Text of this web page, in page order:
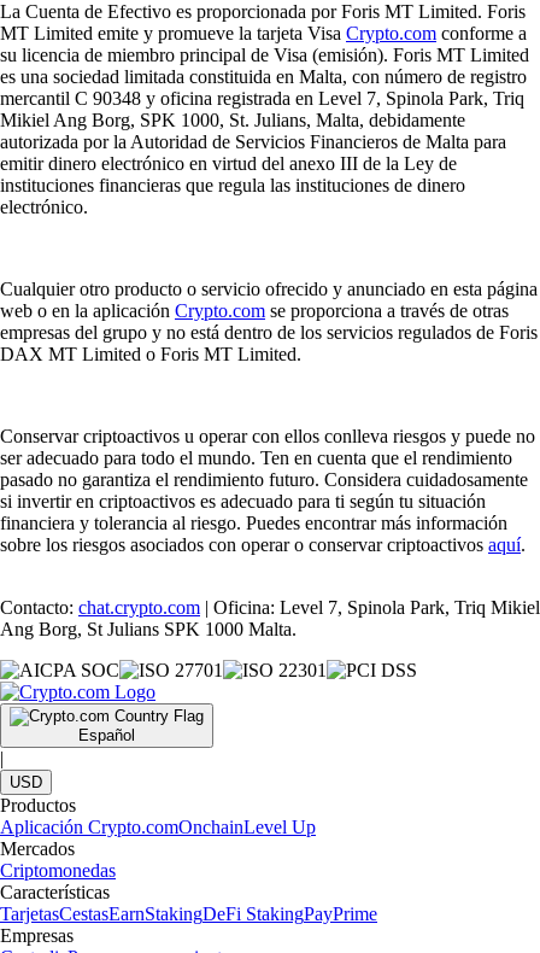
La Cuenta de Efectivo es proporcionada por Foris MT Limited. Foris
MT Limited emite y promueve la tarjeta Visa Crypto.com conforme a
su licencia de miembro principal de Visa (emisión). Foris MT Limited
es una sociedad limitada constituida en Malta, con número de registro
mercantil C 90348 y oficina registrada en Level 7, Spinola Park, Triq
Mikiel Ang Borg, SPK 1000, St. Julians, Malta, debidamente
autorizada por la Autoridad de Servicios Financieros de Malta para
emitir dinero electrónico en virtud del anexo III de la Ley de
instituciones financieras que regula las instituciones de dinero
electrónico.
Cualquier otro producto o servicio ofrecido y anunciado en esta página
web o en la aplicación Crypto.com se proporciona a través de otras
empresas del grupo y no está dentro de los servicios regulados de Foris
DAX MT Limited o Foris MT Limited.
Conservar criptoactivos u operar con ellos conlleva riesgos y puede no
ser adecuado para todo el mundo. Ten en cuenta que el rendimiento
pasado no garantiza el rendimiento futuro. Considera cuidadosamente
si invertir en criptoactivos es adecuado para ti según tu situación
financiera y tolerancia al riesgo. Puedes encontrar más información
sobre los riesgos asociados con operar o conservar criptoactivos aquí.
Contacto: chat.crypto.com | Oficina: Level 7, Spinola Park, Triq Mikiel
Ang Borg, St Julians SPK 1000 Malta.
Español
|
USD
Productos
Aplicación Crypto.comOnchainLevel Up
Mercados
Criptomonedas
Características
TarjetasCestasEarnStakingDeFi StakingPayPrime
Empresas